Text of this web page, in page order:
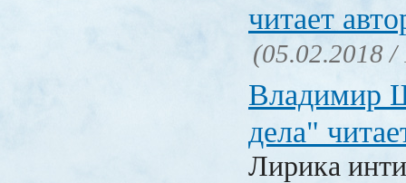
читает
(05.02.2018 /
Владимир
дела"
Лирика